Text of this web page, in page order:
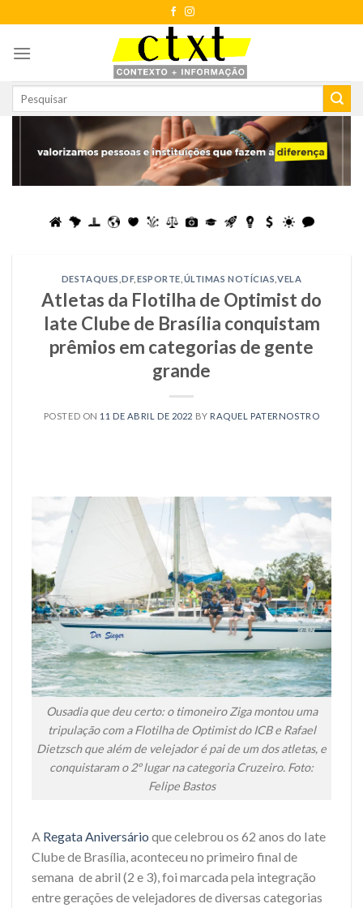
to
content
DESTAQUES ,DF,ESPORTE ÚLTIMAS NOTÍCIAS ,VELA
Atletas da Flotilha de Optimist do
Iate Clube de Brasília conquistam
prêmios em categorias de gente
grande
POSTED ON 11 DE ABRIL DE 2022 BY RAQUEL PATERNOSTRO
Ousadia que deu certo: o timoneiro Ziga montou uma
tripulação com a Flotilha de Optimist do ICB e Rafael
Dietzsch que além de velejador é pai de um dos atletas, e
conquistaram o 2º lugar na categoria Cruzeiro. Foto:
Felipe Bastos
A Regata Aniversário que celebrou os 62 anos do Iate
Clube de Brasília, aconteceu no primeiro final de
semana de abril (2 e 3), foi marcada pela integração
entre gerações de velejadores de diversas categorias